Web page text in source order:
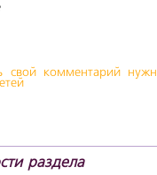
свой комментарий
раздела